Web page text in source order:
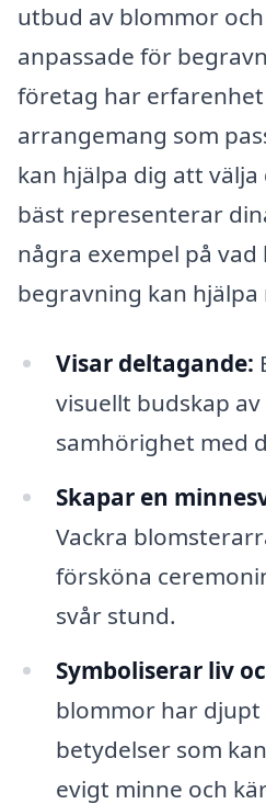
utbud av blommor
anpassade för
företag har erfarenhet
arrangemang som
kan hjälpa dig att
bäst representerar
några exempel på
begravning kan hjälpa
Visar deltagande:
visuellt budskap
samhörighet med
Skapar en
Vackra
försköna
svår stund.
Symboliserar liv
blommor har djupt
betydelser som
evigt minne och